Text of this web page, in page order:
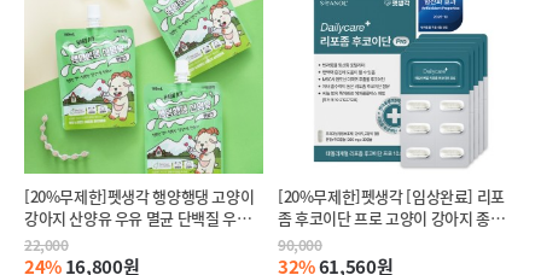
[20%무제한]펫생각 행양행댕 고양이
강아지 산양유 우유 멸균 단백질 우유
100ml 10개
22,000
24%16,800원
[20%무제한]펫생각 [임상완료] 리포
좀 후코이단 프로 고양이 강아지 종합
항산화제 종양 항염 영양제 30정
90,000
32%61,560원